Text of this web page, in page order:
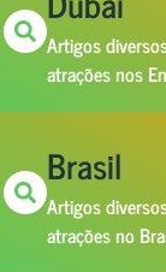
Artigos
atrações nos
Brasil
Artigos
atrações no